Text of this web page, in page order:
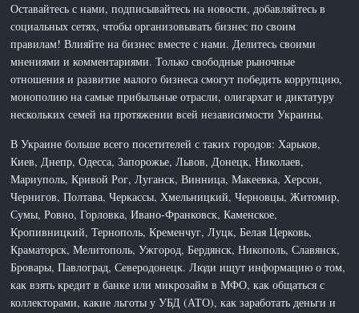
Оставайтесь с нами, подписывайтесь на новости, добавляйтесь в
социальных сетях, чтобы организовывать бизнес по своим
правилам! Влияйте на бизнес вместе с нами. Делитесь своими
мнениями и комментариями. Только свободные рыночные
отношения и развитие малого бизнеса смогут победить коррупцию,
монополию на самые прибыльные отрасли, олигархат и диктатуру
нескольких семей на протяжении всей независимости Украины.
В Украине больше всего посетителей с таких городов: Харьков,
Киев, Днепр, Одесса, Запорожье, Львов, Донецк, Николаев,
Мариуполь, Кривой Рог, Луганск, Винница, Макеевка, Херсон,
Чернигов, Полтава, Черкассы, Хмельницкий, Черновцы, Житомир,
Сумы, Ровно, Горловка, Ивано-Франковск, Каменское,
Кропивницкий, Тернополь, Кременчуг, Луцк, Белая Церковь,
Краматорск, Мелитополь, Ужгород, Бердянск, Никополь, Славянск,
Бровары, Павлоград, Северодонецк. Люди ищут информацию о том,
как взять кредит в банке или микрозайм в МФО, как общаться с
коллекторами, какие льготы у УБД (АТО), как заработать деньги и